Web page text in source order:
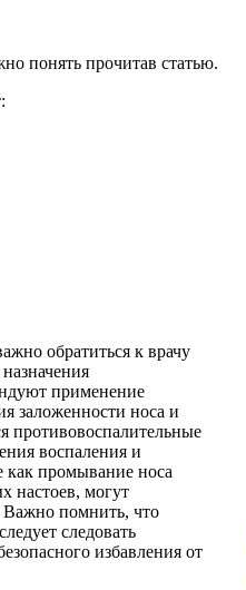
понять прочитав статью.
обратиться к врачу
применение
заложенности носа и
противовоспалительные
воспаления и
как промывание носа
настоев, могут
Важно помнить, что
следовать
избавления от